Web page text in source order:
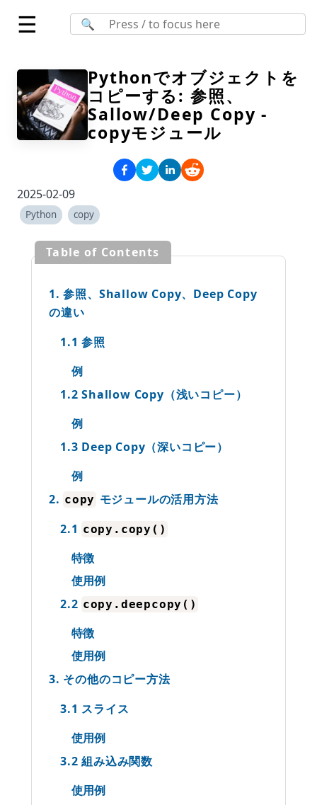
☰ 🔍
Pythonでオブジェクトを
コピーする: 参照、
Sallow/Deep Copy -
copyモジュール
2025-02-09
Python copy
Table of Contents
1. 参照、Shallow Copy、Deep Copy
の違い
1.1 参照
例
1.2 Shallow Copy（浅いコピー）
例
1.3 Deep Copy（深いコピー）
例
2. copy モジュールの活用方法
2.1 copy.copy()
特徴
使用例
2.2 copy.deepcopy()
特徴
使用例
3. その他のコピー方法
3.1 スライス
使用例
3.2 組み込み関数
使用例